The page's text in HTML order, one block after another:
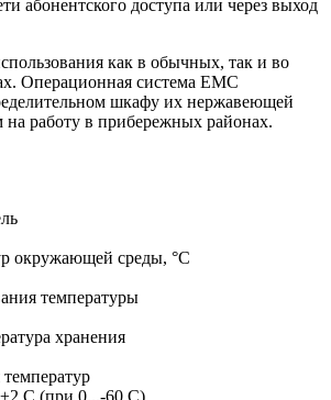
абонентского доступа или через выход
как в обычных, так и во
Операционная система EMC
шкафу их нержавеющей
на работу в прибережных районах.
окружающей среды, °С
температуры
хранения
С (при 0...-60 С)